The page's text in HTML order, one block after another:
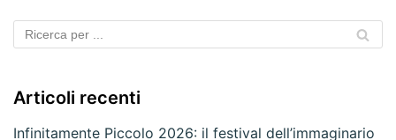
Articoli recenti
Infinitamente Piccolo 2026: il festival dell’immaginario